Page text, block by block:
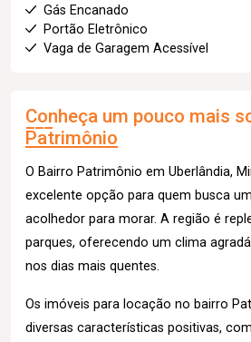
Gás Encanado
Portão Eletrônico
Vaga de Garagem Acessível
Conheça um pouco mais
Patrimônio
O Bairro Patrimônio em Uberlândia,
excelente opção para quem busca
acolhedor para morar. A região é
parques, oferecendo um clima
nos dias mais quentes.
Os imóveis para locação no bairro
diversas características positivas,